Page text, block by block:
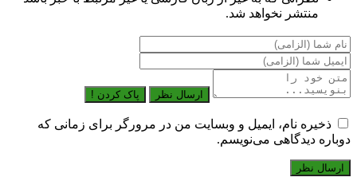
منتشر نخواهد شد.
ارسال نظر پاک کردن !
ذخیره نام، ایمیل و وبسایت من در مرورگر برای زمانی که
دوباره دیدگاهی می‌نویسم.